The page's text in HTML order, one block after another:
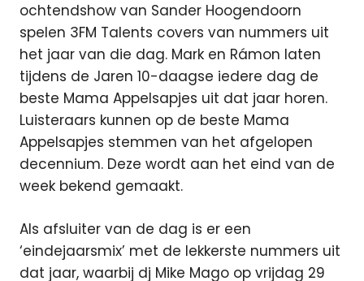
ochtendshow van Sander Hoogendoorn
spelen 3FM Talents covers van nummers uit
het jaar van die dag. Mark en Rámon laten
tijdens de Jaren 10-daagse iedere dag de
beste Mama Appelsapjes uit dat jaar horen.
Luisteraars kunnen op de beste Mama
Appelsapjes stemmen van het afgelopen
decennium. Deze wordt aan het eind van de
week bekend gemaakt.
Als afsluiter van de dag is er een
‘eindejaarsmix’ met de lekkerste nummers uit
dat jaar, waarbij dj Mike Mago op vrijdag 29